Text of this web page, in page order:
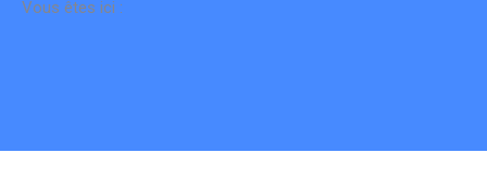
Vous êtes ici :